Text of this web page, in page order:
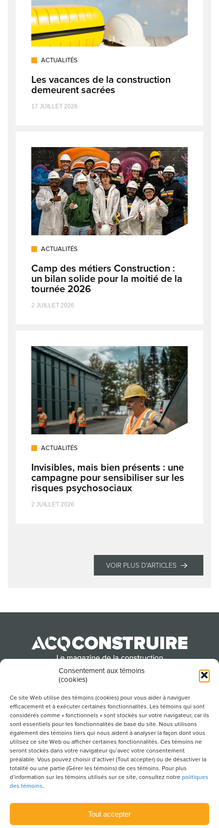
Consentement aux témoins
(cookies)
Ce site Web utilise des témoins (cookies) pour vous aider à naviguer
efficacement et à exécuter certaines fonctionnalités. Les témoins qui sont
considérés comme « fonctionnels » sont stockés sur votre navigateur, car ils
sont essentiels pour les fonctionnalités de base du site. Nous utilisons
également des témoins tiers qui nous aident à analyser la façon dont vous
utilisez ce site Web ou afficher certaines fonctionnalités. Ces témoins ne
seront stockés dans votre navigateur qu’avec votre consentement
préalable. Vous pouvez choisir d’activer (Tout accepter) ou de désactiver la
totalité ou une partie (Gérer les témoins) de ces témoins. Pour plus
d’information sur les témoins utilisés sur ce site, consultez notre politiques
des témoins.
Tout accepter
ACTUALITÉS
Les vacances de la construction
demeurent sacrées
17 JUILLET 2026
ACTUALITÉS
Camp des métiers Construction :
un bilan solide pour la moitié de la
tournée 2026
2 JUILLET 2026
ACTUALITÉS
Invisibles, mais bien présents : une
campagne pour sensibiliser sur les
risques psychosociaux
2 JUILLET 2026
VOIR PLUS D'ARTICLES
Québec
POUR S’ABONNER À NOTRE INFOLETTRE
LIENS UTILES
POLITIQUE DE CONFIDENTIALITÉ
PLAN DU SITE